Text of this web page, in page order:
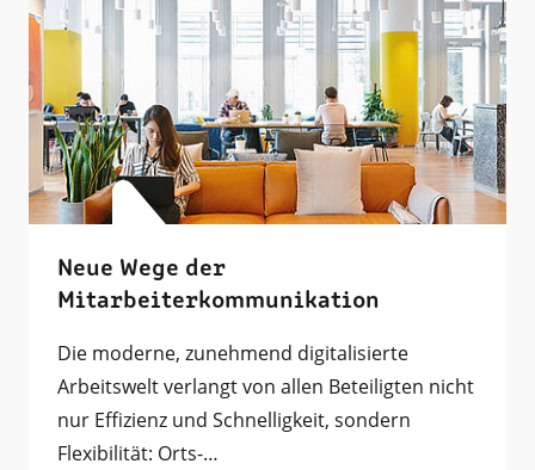
Neue Wege der
Mitarbeiterkommunikation
Die moderne, zunehmend digitalisierte
Arbeitswelt verlangt von allen Beteiligten nicht
nur Effizienz und Schnelligkeit, sondern
Flexibilität: Orts-…